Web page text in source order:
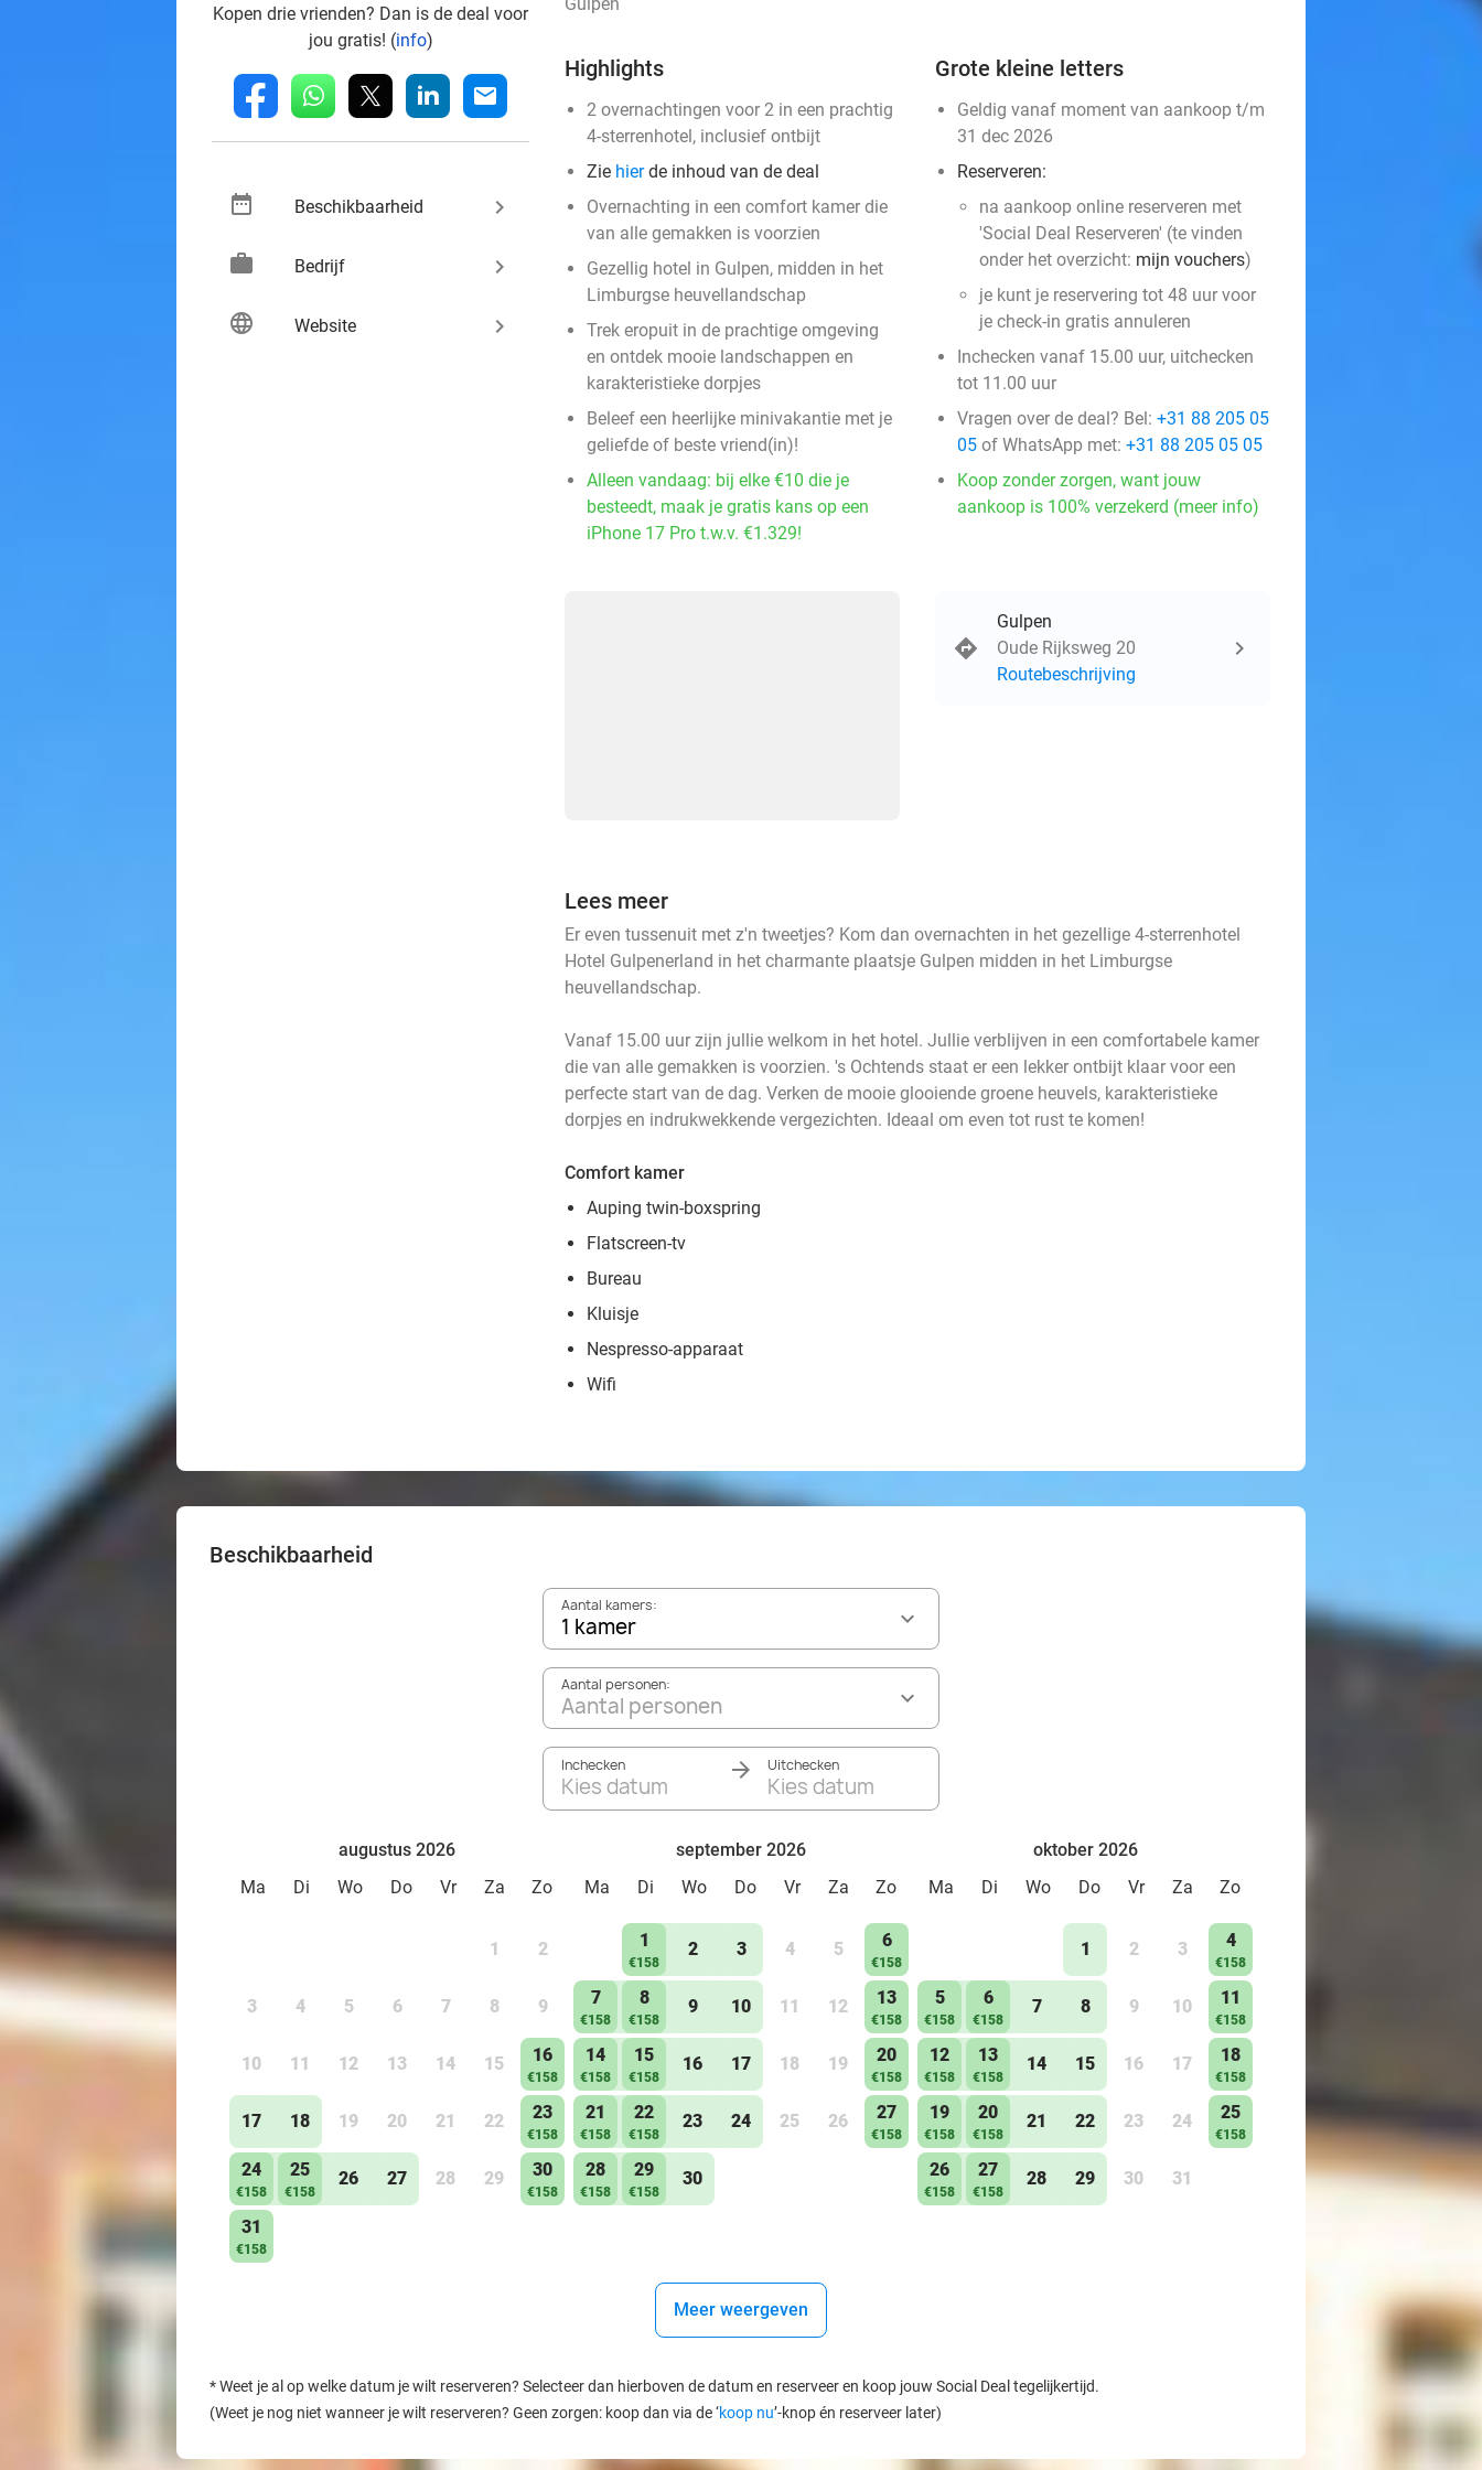
Kopen drie vrienden? Dan is de deal voor
jou gratis! (info)
fb whatsapp linkedin mail
date_range Beschikbaarheid keyboard_arrow_right
work Bedrijf keyboard_arrow_right
language Website keyboard_arrow_right
Highlights
2 overnachtingen voor 2 in een prachtig
4-sterrenhotel, inclusief ontbijt
Zie hierde inhoud van de deal
Overnachting in een comfort kamer die
van alle gemakken is voorzien
Gezellig hotel in Gulpen, midden in het
Limburgse heuvellandschap
Trek eropuit in de prachtige omgeving
en ontdek mooie landschappen en
karakteristieke dorpjes
Beleef een heerlijke minivakantie met je
geliefde of beste vriend(in)!
Alleen vandaag: bij elke €10 die je
besteedt, maak je gratis kans op een
iPhone 17 Pro t.w.v. €1.329!
Grote kleine letters
Geldig vanaf moment van aankoop t/m
31 dec 2026
Reserveren:
na aankoop online reserveren met
'Social Deal Reserveren' (te vinden
onder het overzicht: mijn vouchers)
je kunt je reservering tot 48 uur voor
je check-in gratis annuleren
Inchecken vanaf 15.00 uur, uitchecken
tot 11.00 uur
Vragen over de deal? Bel: +31 88 205 05
05 of WhatsApp met: +31 88 205 05 05
Koop zonder zorgen, want jouw
aankoop is 100% verzekerd (meer info)
Gulpen
Oude Rijksweg 20
Routebeschrijving
Lees meer
Er even tussenuit met z'n tweetjes? Kom dan overnachten in het gezellige 4-sterrenhotel
Hotel Gulpenerland in het charmante plaatsje Gulpen midden in het Limburgse
heuvellandschap.
Vanaf 15.00 uur zijn jullie welkom in het hotel. Jullie verblijven in een comfortabele kamer
die van alle gemakken is voorzien. 's Ochtends staat er een lekker ontbijt klaar voor een
perfecte start van de dag. Verken de mooie glooiende groene heuvels, karakteristieke
dorpjes en indrukwekkende vergezichten. Ideaal om even tot rust te komen!
Comfort kamer
Auping twin-boxspring
Flatscreen-tv
Bureau
Kluisje
Nespresso-apparaat
Wifi
Beschikbaarheid
Aantal kamers:
1 kamer
Aantal personen:
Aantal personen
Inchecken
Kies datum
Uitchecken
Kies datum
augustus 2026
Ma
Di Wo Do Vr Za Zo
1 2
3 4 5 6 7 8 9
10 11 12 13 14 15 16
€158
17 18 19 20 21 22 23
€158
24
€158
25
€158
26 27 28 29 30
€158
31
€158
september 2026
Ma
Di Wo Do Vr Za Zo
1
€158
2 3 4 5 6
€158
7
€158
8
€158
9 10 11 12 13
€158
14
€158
15
€158
16 17 18 19 20
€158
21
€158
22
€158
23 24 25 26 27
€158
28
€158
29
€158
30
oktober 2026
Ma
Di Wo Do Vr Za Zo
1 2 3 4
€158
5
€158
6
€158
7 8 9 10 11
€158
12
€158
13
€158
14 15 16 17 18
€158
19
€158
20
€158
21 22 23 24 25
€158
26
€158
27
€158
28 29 30 31
Meer weergeven
*Weet je al op welke datum je wilt reserveren? Selecteer dan hierboven de datum en reserveer en koop jouw Social Deal tegelijkertijd.
(Weet je nog niet wanneer je wilt reserveren? Geen zorgen: koop dan via de ‘koop nu’-knop én reserveer later)